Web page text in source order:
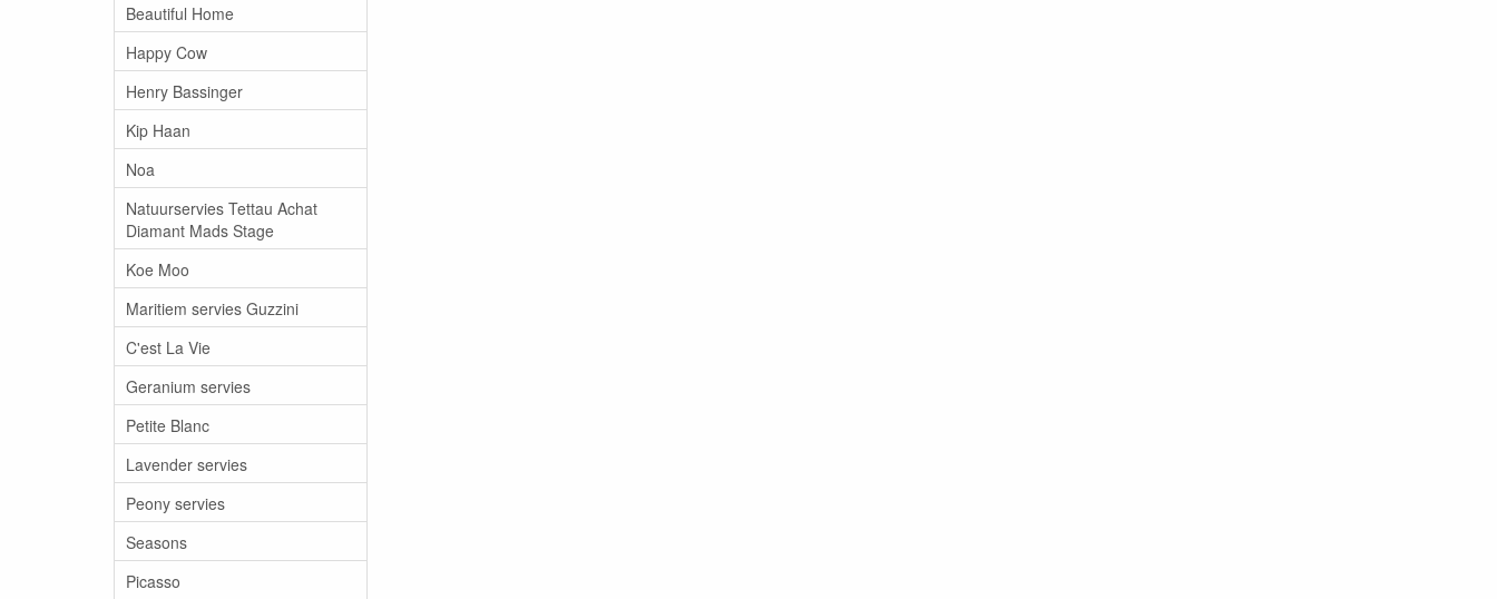
Beautiful Home
Happy Cow
Henry Bassinger
Kip Haan
Noa
Natuurservies Tettau Achat
Diamant Mads Stage
Koe Moo
Maritiem servies Guzzini
C'est La Vie
Geranium servies
Petite Blanc
Lavender servies
Peony servies
Seasons
Picasso